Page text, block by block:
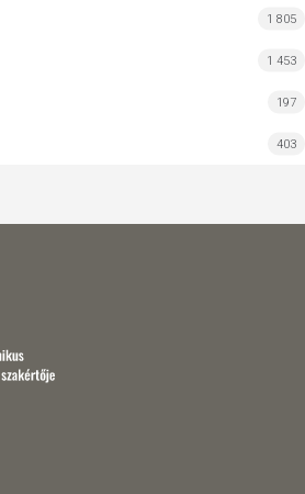
1 805
1 453
197
403